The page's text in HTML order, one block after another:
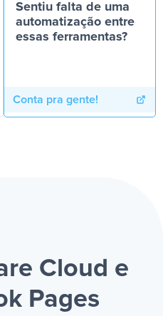
Sentiu falta de uma
automatização entre
essas ferramentas?
Conta pra gente!
Cloud e
Pages